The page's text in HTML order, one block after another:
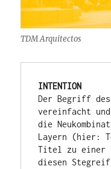
TDM Arquitectos
INTENTION
Der Begriff des
vereinfacht
die
Layern (hier:
Titel zu einer
diesen